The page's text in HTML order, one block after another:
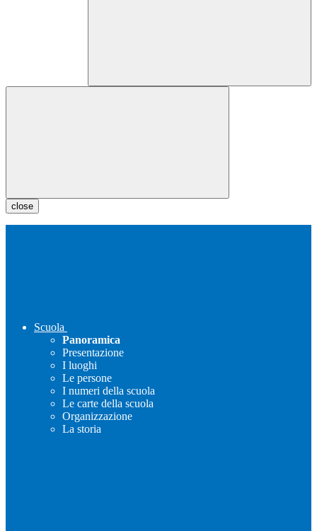
close
Scuola
Panoramica
Presentazione
I luoghi
Le persone
I numeri della scuola
Le carte della scuola
Organizzazione
La storia